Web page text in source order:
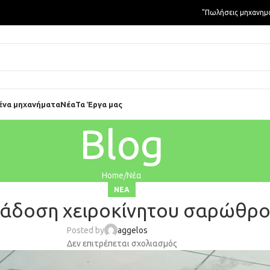
"Πωλήσεις
μηχανήματαΝέαΤα Έργα μας
Blog
Home Νέα
ΝΈΑ
χειροκίνητου
Posted by
aggelos
Δεν επιτρέπεται σχολιασμός